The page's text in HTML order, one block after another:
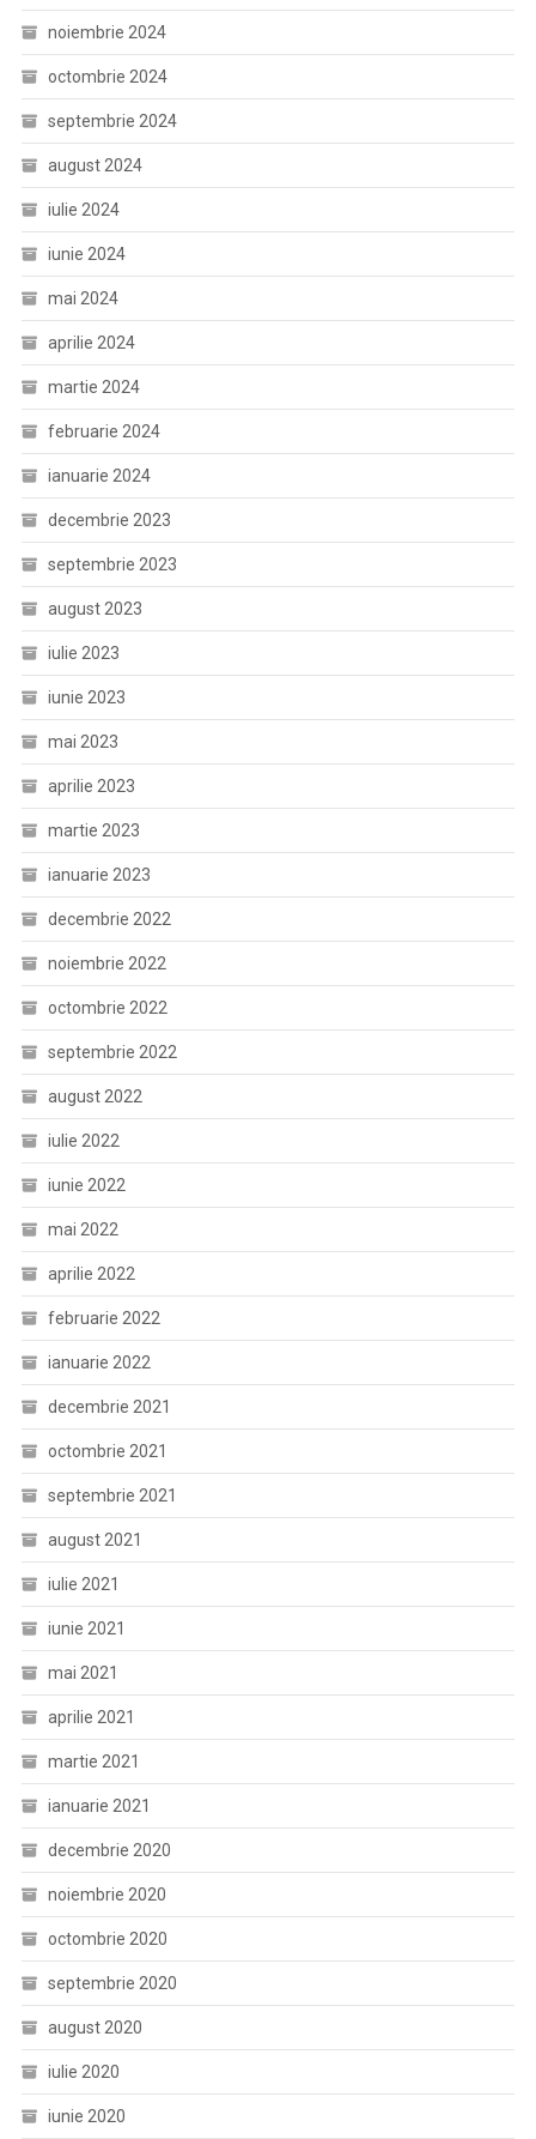
noiembrie 2024
octombrie 2024
septembrie 2024
august 2024
iulie 2024
iunie 2024
mai 2024
aprilie 2024
martie 2024
februarie 2024
ianuarie 2024
decembrie 2023
septembrie 2023
august 2023
iulie 2023
iunie 2023
mai 2023
aprilie 2023
martie 2023
ianuarie 2023
decembrie 2022
noiembrie 2022
octombrie 2022
septembrie 2022
august 2022
iulie 2022
iunie 2022
mai 2022
aprilie 2022
februarie 2022
ianuarie 2022
decembrie 2021
octombrie 2021
septembrie 2021
august 2021
iulie 2021
iunie 2021
mai 2021
aprilie 2021
martie 2021
ianuarie 2021
decembrie 2020
noiembrie 2020
octombrie 2020
septembrie 2020
august 2020
iulie 2020
iunie 2020